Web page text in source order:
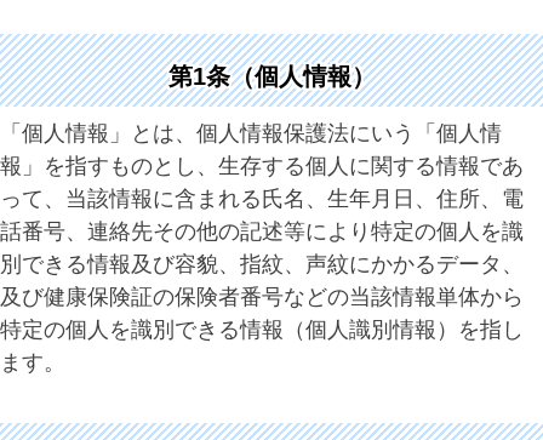
第1条（個人情報）
「個人情報」とは、個人情報保護法にいう「個人情
報」を指すものとし、生存する個人に関する情報であ
って、当該情報に含まれる氏名、生年月日、住所、電
話番号、連絡先その他の記述等により特定の個人を識
別できる情報及び容貌、指紋、声紋にかかるデータ、
及び健康保険証の保険者番号などの当該情報単体から
特定の個人を識別できる情報（個人識別情報）を指し
ます。